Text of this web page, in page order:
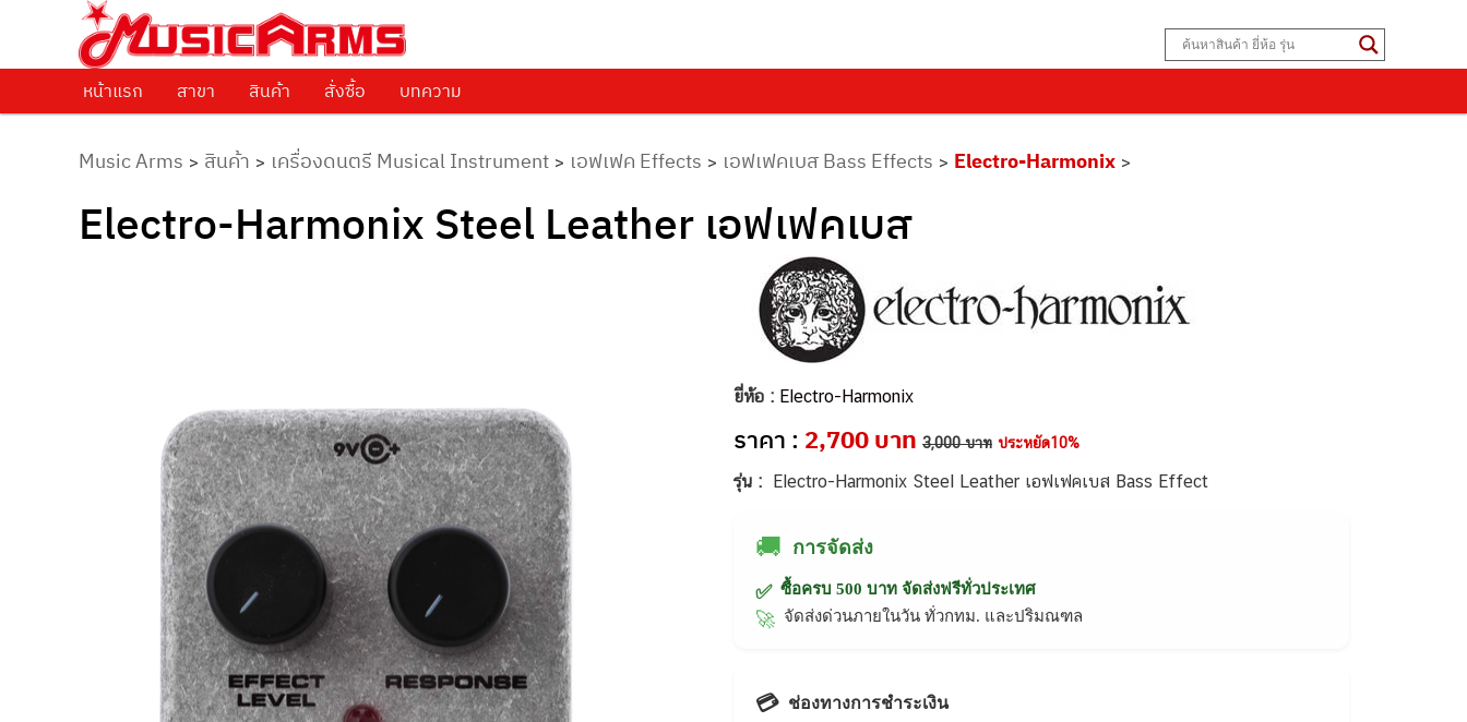
Music Arms
ศูนย์รวมครื่องดนตรีทุกชนิด ตั้งแต่เริ่มต้นถึงมืออาชีพ
Skip to primary content
หน้าแรก สาขา สินค้า สั่งซื้อ บทความ
Music Arms > สินค้า > เครื่องดนตรี Musical Instrument > เอฟเฟค Effects > เอฟเฟคเบส Bass Effects > Electro-Harmonix >
Electro-Harmonix Steel Leather เอฟเฟคเบส
ยี่ห้อ : Electro-Harmonix
ราคา : 2,700 บาท 3,000 บาท ประหยัด10%
รุ่น : Electro-Harmonix Steel Leather เอฟเฟคเบส Bass Effect
🚚 การจัดส่ง
✅ ซื้อครบ 500 บาท จัดส่งฟรีทั่วประเทศ
🚀 จัดส่งด่วนภายในวัน ทั่วกทม. และปริมณฑล
💳 ช่องทางการชำระเงิน